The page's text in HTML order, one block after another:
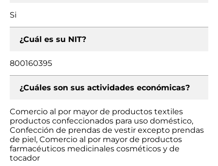
Si
¿Cuál es su NIT?
800160395
¿Cuáles son sus actividades económicas?
Comercio al por mayor de productos textiles
productos confeccionados para uso doméstico,
Confección de prendas de vestir excepto prendas
de piel, Comercio al por mayor de productos
farmacéuticos medicinales cosméticos y de
tocador